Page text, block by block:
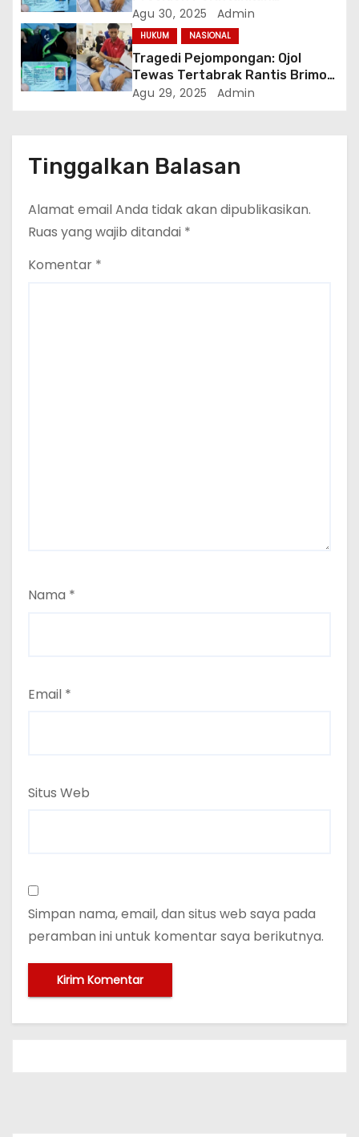
Pengusutan, Protes Publik
Meluas
Agu 30, 2025 Admin
HUKUM NASIONAL
Tragedi Pejompongan: Ojol
Tewas Tertabrak Rantis Brimob
di Tengah Unjuk Rasa Buruh
Agu 29, 2025 Admin
Tinggalkan Balasan
Alamat email Anda tidak akan dipublikasikan.
Ruas yang wajib ditandai *
Komentar *
Nama *
Email *
Situs Web
Simpan nama, email, dan situs web saya pada
peramban ini untuk komentar saya berikutnya.